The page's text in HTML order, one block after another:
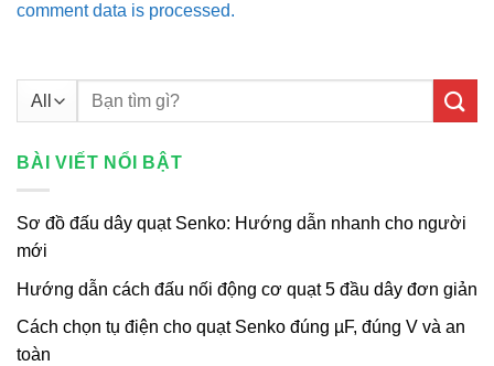
comment data is processed.
Tìm
BÀI VIẾT NỔI BẬT
Sơ đồ đấu dây quạt Senko: Hướng dẫn nhanh cho người
mới
Hướng dẫn cách đấu nối động cơ quạt 5 đầu dây đơn giản
Cách chọn tụ điện cho quạt Senko đúng µF, đúng V và an
toàn